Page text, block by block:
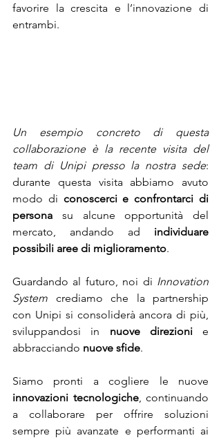
favorire la crescita e l’innovazione di
entrambi.
Un esempio concreto di questa
collaborazione è la recente visita del
team di Unipi presso la nostra sede:
durante questa visita abbiamo avuto
modo di conoscerci e confrontarci di
persona su alcune opportunità del
mercato, andando ad individuare
possibili aree di miglioramento.
Guardando al futuro, noi di Innovation
System crediamo che la partnership
con Unipi si consoliderà ancora di più,
sviluppandosi in nuove direzioni e
abbracciando nuove sfide.
innovazioni tecnologiche, continuando
a collaborare per offrire soluzioni
sempre più avanzate e performanti ai